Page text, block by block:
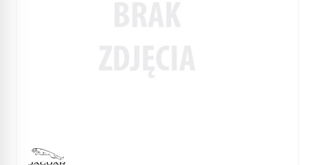
Manufactured by Jaguar